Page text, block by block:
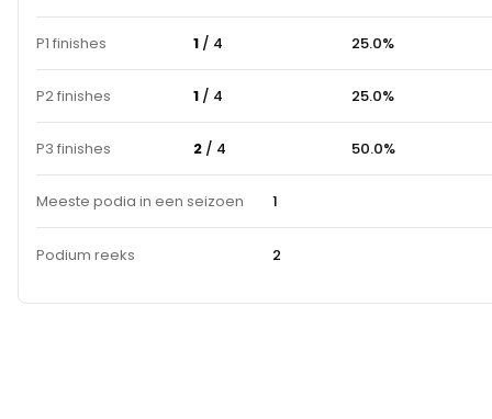
P1 finishes 1 / 4 25.0%
P2 finishes 1 / 4 25.0%
P3 finishes 2 / 4 50.0%
Meeste podia in een seizoen 1
Podium reeks 2